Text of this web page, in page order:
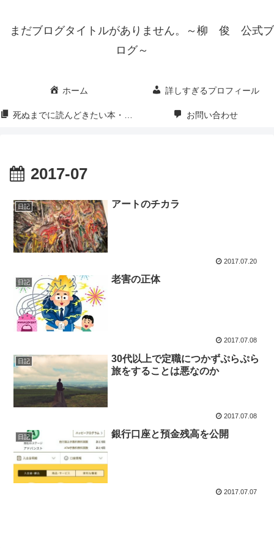
まだブログタイトルがありません。～柳 俊 公式ブ
ログ～
ホーム 詳しすぎるプロフィール
死ぬまでに読んどきたい本・映画・漫画 お問い合わせ
2017-07
日記 アートのチカラ
2017.07.20
日記 老害の正体
2017.07.08
日記
30代以上で定職につかずぷらぷら
旅をすることは悪なのか
2017.07.08
日記 銀行口座と預金残高を公開
2017.07.07